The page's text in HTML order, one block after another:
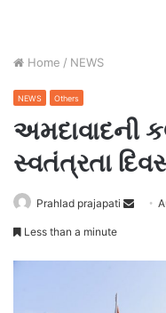
Home / NEWS
NEWS Others
અમદાવાદની
સ્વતંત્રતા
Prahlad prajapati
Send
Less than a minute